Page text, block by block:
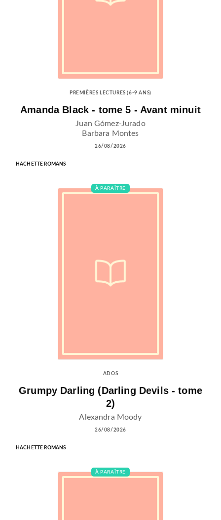
PREMIÈRES LECTURES (6-9 ANS)
Amanda Black - tome 5 - Avant minuit
Juan Gómez-Jurado
Barbara Montes
26/08/2026
HACHETTE ROMANS
À PARAÎTRE
ADOS
Grumpy Darling (Darling Devils - tome
2)
Alexandra Moody
26/08/2026
HACHETTE ROMANS
À PARAÎTRE